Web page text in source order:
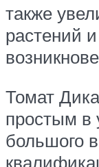
также
растений
Томат
простым в
большого